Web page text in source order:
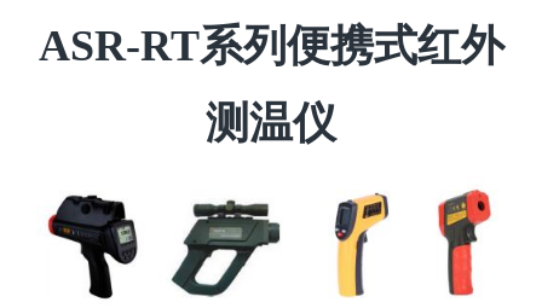
ASR-RT系列便携式红外
测温仪